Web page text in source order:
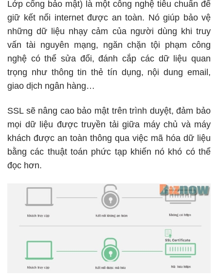
Lớp cổng bảo mật) là một công nghệ tiêu chuẩn để
giữ kết nối internet được an toàn. Nó giúp bảo vệ
những dữ liệu nhạy cảm của người dùng khi truy
vấn tài nguyên mạng, ngăn chặn tội phạm công
nghệ có thể sửa đổi, đánh cắp các dữ liệu quan
trọng như thông tin thẻ tín dụng, nội dung email,
giao dịch ngân hàng…
SSL sẽ nâng cao bảo mật trên trình duyệt, đảm bảo
mọi dữ liệu được truyền tải giữa máy chủ và máy
khách được an toàn thông qua việc mã hóa dữ liệu
bằng các thuật toán phức tạp khiến nó khó có thể
đọc hơn.